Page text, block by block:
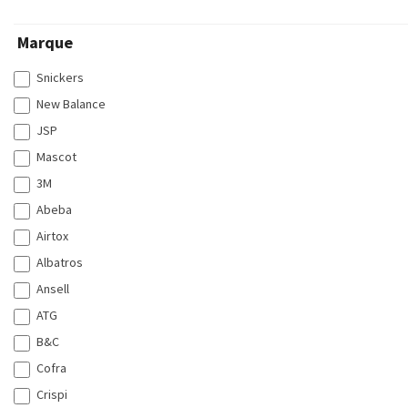
Marque
Snickers
New Balance
JSP
Mascot
3M
Abeba
Airtox
Albatros
Ansell
ATG
B&C
Cofra
Crispi